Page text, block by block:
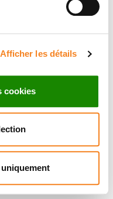
Afficher les détails
cookies